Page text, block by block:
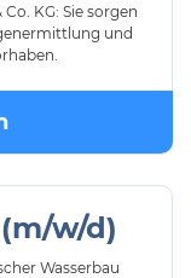
KG: Sie sorgen
und
w/d)
Wasserbau